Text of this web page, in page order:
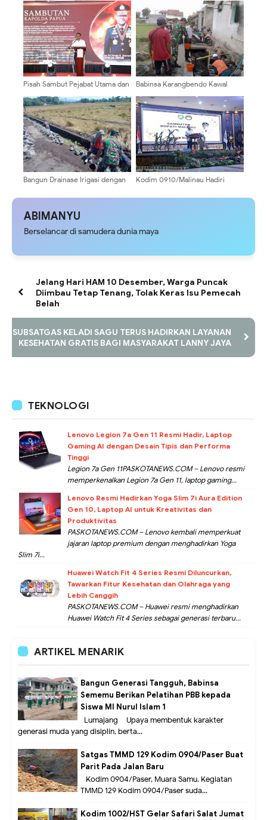
Baru
Mempercantik Tampilannya
Pisah Sambut Pejabat Utama dan
Penguatan Sinergi dan
Pelayanan Masyarakat
Babinsa Karangbendo Kawal
Dukung Kelancaran Pengairan
Lahan Pertanian
Bangun Drainase Irigasi dengan
Babinsa Dawuhan Wetan Perkuat
Kodim 0910/Malinau Hadiri
Wanita Persatuan Kabupaten
ABIMANYU
Berselancar di samudera dunia maya
Jelang Hari HAM 10 Desember, Warga Puncak
Diimbau Tetap Tenang, Tolak Keras Isu Pemecah
Belah
SUBSATGAS KELADI SAGU TERUS HADIRKAN LAYANAN
KESEHATAN GRATIS BAGI MASYARAKAT LANNY JAYA
TEKNOLOGI
Lenovo Legion 7a Gen 11 Resmi Hadir, Laptop
Gaming AI dengan Desain Tipis dan Performa
Tinggi
Legion 7a Gen 11PASKOTANEWS.COM – Lenovo resmi
memperkenalkan Legion 7a Gen 11, laptop gaming...
Lenovo Resmi Hadirkan Yoga Slim 7i Aura Edition
Gen 10, Laptop AI untuk Kreativitas dan
Produktivitas
PASKOTANEWS.COM – Lenovo kembali memperkuat
jajaran laptop premium dengan menghadirkan Yoga
Slim 7i...
Huawei Watch Fit 4 Series Resmi Diluncurkan,
Tawarkan Fitur Kesehatan dan Olahraga yang
Lebih Canggih
PASKOTANEWS.COM – Huawei resmi menghadirkan
Huawei Watch Fit 4 Series sebagai generasi terbaru...
ARTIKEL MENARIK
Bangun Generasi Tangguh, Babinsa
Sememu Berikan Pelatihan PBB kepada
Siswa MI Nurul Islam 1
Lumajang – Upaya membentuk karakter
generasi muda yang disiplin, berta...
Satgas TMMD 129 Kodim 0904/Paser Buat
Parit Pada Jalan Baru
Kodim 0904/Paser, Muara Samu. Kegiatan
TMMD 129 Kodim 0904/Paser suda...
Kodim 1002/HST Gelar Safari Salat Jumat